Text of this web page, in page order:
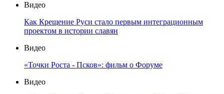
Видео
Как Крещение Руси стало первым интеграционным
проектом в истории славян
Видео
«Точки Роста - Псков»: фильм о Форуме
Видео